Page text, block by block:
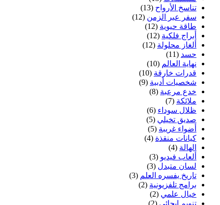
تناسخ الأرواح (13)
سفر عبر الزمن (12)
طاقة حيوية (12)
أبراج فلكية (12)
ألغاز محلولة (12)
حسد (11)
نهاية العالم (10)
قدرات خارقة (10)
شخصيات أدبية (9)
خدع مرعبة (8)
ملائكة (7)
ظلال سوداء (6)
صديق تخيلي (5)
أضواء غريبة (5)
كيانات منقذة (4)
الهالة (4)
ألعاب فيديو (3)
لسان متبدل (3)
تاريخ يفسره العلم (3)
برامج تلفزيونية (2)
خيال علمي (2)